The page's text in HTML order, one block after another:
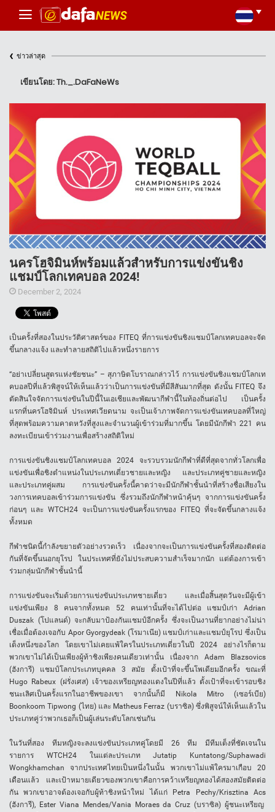
‹ ข่าวล่าสุด
เขียนโดย: Th._.DaFaNeWs
นครโฮจิมินห์พร้อมแล้วสำหรับการแข่งขันชิง
แชมป์โลกเทคบอล 2024!
December 2, 2024
เป็นครั้งที่สองในประวัติศาสตร์ของ FITEQ ที่การแข่งขันชิงแชมป์โลกเทคบอลจะจัด
ขึ้นกลางแจ้ง และทำลายสถิติไปแล้วหนึ่งรายการ
“อย่าเปลี่ยนสูตรแห่งชัยชนะ” – สุภาษิตโบราณกล่าวไว้ การแข่งขันชิงแชมป์โลกเท
คบอลปีที่แล้วพิสูจน์ให้เห็นแล้วว่าเป็นการแข่งขันที่มีสีสันมากที่สุด ดังนั้น FITEQ จึง
ตัดสินใจจัดการแข่งขันในปีนี้ในเอเชียและพัฒนากีฬานี้ในท้องถิ่นต่อไป เป็นครั้ง
แรกที่นครโฮจิมินห์ ประเทศเวียดนาม จะเป็นเจ้าภาพจัดการแข่งขันเทคบอลที่ใหญ่
ที่สุดพร้อมความคาดหวังที่สูงและจำนวนผู้เข้าร่วมที่มากขึ้น โดยมีนักกีฬา 221 คน
ลงทะเบียนเข้าร่วมงานเพื่อสร้างสถิติใหม่
การแข่งขันชิงแชมป์โลกเทคบอล 2024 จะรวบรวมนักกีฬาที่ดีที่สุดจากทั่วโลกเพื่อ
แข่งขันเพื่อชิงตำแหน่งในประเภทเดี่ยวชายและหญิง และประเภทคู่ชายและหญิง
และประเภทคู่ผสม การแข่งขันครั้งนี้คาดว่าจะมีนักกีฬาชั้นนำที่สร้างชื่อเสียงใน
วงการเทคบอลเข้าร่วมการแข่งขัน ซึ่งรวมถึงนักกีฬาหน้าคุ้นๆ จากการแข่งขันครั้ง
ก่อนๆ และ WTCH24 จะเป็นการแข่งขันครั้งแรกของ FITEQ ที่จะจัดขึ้นกลางแจ้ง
ทั้งหมด
กีฬาชนิดนี้กำลังขยายตัวอย่างรวดเร็ว เนื่องจากจะเป็นการแข่งขันครั้งที่สองติดต่อ
กันที่จัดขึ้นนอกยุโรป ในประเทศที่ยังไม่ประสบความสำเร็จมากนัก แต่ต้องการเข้า
ร่วมกลุ่มนักกีฬาชั้นนำนี้
การแข่งขันจะเริ่มด้วยการแข่งขันประเภทชายเดี่ยว และเมื่อสิ้นสุดวันจะมีผู้เข้า
แข่งขันเพียง 8 คนจากทั้งหมด 52 คนเท่านั้นที่จะได้ไปต่อ แชมป์เก่า Adrian
Duszak (โปแลนด์) จะกลับมาป้องกันแชมป์อีกครั้ง ซึ่งจะเป็นงานที่ยากอย่างไม่น่า
เชื่อเมื่อต้องเจอกับ Apor Gyorgydeak (โรมาเนีย) แชมป์เก่าและแชมป์ยุโรป ซึ่งเป็น
เต็งหนึ่งของโลก โดยเขาไม่เคยแพ้ใครในประเภทเดี่ยวในปี 2024 อย่างไรก็ตาม
พวกเขาไม่ได้เป็นเพียงผู้ท้าชิงเพียงคนเดียวเท่านั้น เนื่องจาก Adam Blazsovics
(ฮังการี) แชมป์โลกประเภทบุคคล 3 สมัย ตั้งเป้าที่จะขึ้นโพเดียมอีกครั้ง ขณะที่
Hugo Rabeux (ฝรั่งเศส) เจ้าของเหรียญทองแดงในปีที่แล้ว ตั้งเป้าที่จะเข้ารอบชิง
ชนะเลิศเป็นครั้งแรกในอาชีพของเขา จากนั้นก็มี Nikola Mitro (เซอร์เบีย)
Boonkoom Tipwong (ไทย) และ Matheus Ferraz (บราซิล) ซึ่งพิสูจน์ให้เห็นแล้วใน
ประเภทคู่ว่าพวกเธอก็เป็นผู้เล่นระดับโลกเช่นกัน
ในวันที่สอง ทีมหญิงจะลงแข่งขันประเภทคู่โดยมี 26 ทีม มีทีมเต็งที่ชัดเจนใน
รายการ WTCH24 ในแต่ละประเภทJutatip Kuntatong/Suphawadi
Wongkhamchan จากประเทศไทยเป็นหนึ่งในนั้น พวกเขาไม่แพ้ใครมาเกือบ 20
เดือนแล้ว และเป้าหมายเดียวของพวกเขาคือการคว้าเหรียญทองได้สองสมัยติดต่อ
กัน พวกเขาอาจต้องเจอกับผู้ท้าชิงหน้าใหม่ ได้แก่
Petra Pechy/Krisztina Acs
(ฮังการี), Ester Viana Mendes/Vania Moraes da Cruz (บราซิล) ผู้ชนะเหรียญ